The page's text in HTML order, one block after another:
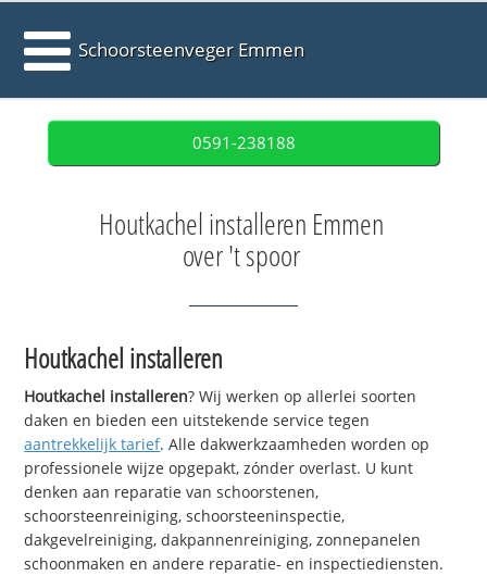
Schoorsteenveger Emmen
0591-238188
Houtkachel installeren Emmen
over 't spoor
Houtkachel installeren
Houtkachel installeren? Wij werken op allerlei soorten
daken en bieden een uitstekende service tegen
aantrekkelijk tarief. Alle dakwerkzaamheden worden op
professionele wijze opgepakt, zónder overlast. U kunt
denken aan reparatie van schoorstenen,
schoorsteenreiniging, schoorsteeninspectie,
dakgevelreiniging, dakpannenreiniging, zonnepanelen
schoonmaken en andere reparatie- en inspectiediensten.